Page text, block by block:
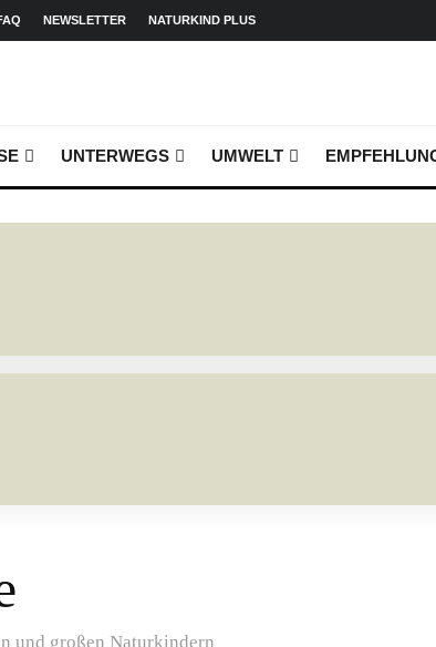
NEWSLETTER NATURKIND PLUS
UNTERWEGS UMWELT
und großen Naturkindern